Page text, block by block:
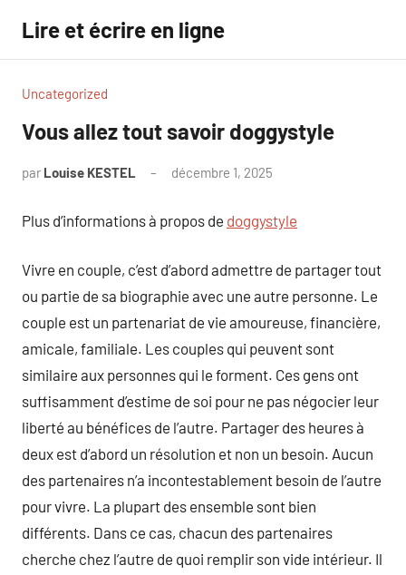
contenu
Lire et écrire en ligne
Uncategorized
Vous allez tout savoir doggystyle
par Louise KESTEL décembre 1, 2025
Plus d’informations à propos de doggystyle
Vivre en couple, c’est d’abord admettre de partager tout
ou partie de sa biographie avec une autre personne. Le
couple est un partenariat de vie amoureuse, financière,
amicale, familiale. Les couples qui peuvent sont
similaire aux personnes qui le forment. Ces gens ont
suffisamment d’estime de soi pour ne pas négocier leur
liberté au bénéfices de l’autre. Partager des heures à
deux est d’abord un résolution et non un besoin. Aucun
des partenaires n’a incontestablement besoin de l’autre
pour vivre. La plupart des ensemble sont bien
différents. Dans ce cas, chacun des partenaires
cherche chez l’autre de quoi remplir son vide intérieur. Il